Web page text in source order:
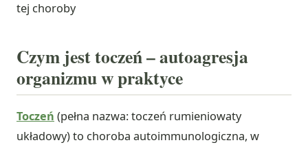
tej choroby
Czym jest toczeń – autoagresja
organizmu w praktyce
Toczeń (pełna nazwa: toczeń rumieniowaty
układowy) to choroba autoimmunologiczna, w